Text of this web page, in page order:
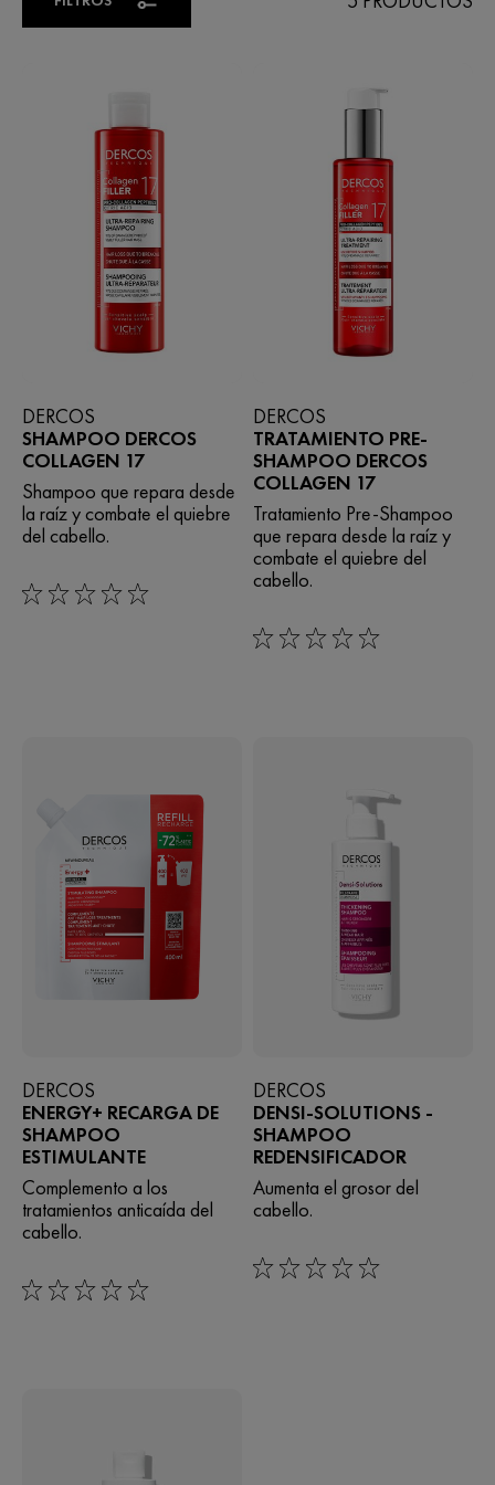
DERCOS
SHAMPOO DERCOS
COLLAGEN 17
Shampoo que repara desde
la raíz y combate el quiebre
del cabello.
0/5
DERCOS
TRATAMIENTO PRE-
SHAMPOO DERCOS
COLLAGEN 17
Tratamiento Pre-Shampoo
que repara desde la raíz y
combate el quiebre del
cabello.
0/5
DERCOS
ENERGY+ RECARGA DE
SHAMPOO
ESTIMULANTE
Complemento a los
tratamientos anticaída del
cabello.
0/5
DERCOS
DENSI-SOLUTIONS -
SHAMPOO
REDENSIFICADOR
Aumenta el grosor del
cabello.
0/5